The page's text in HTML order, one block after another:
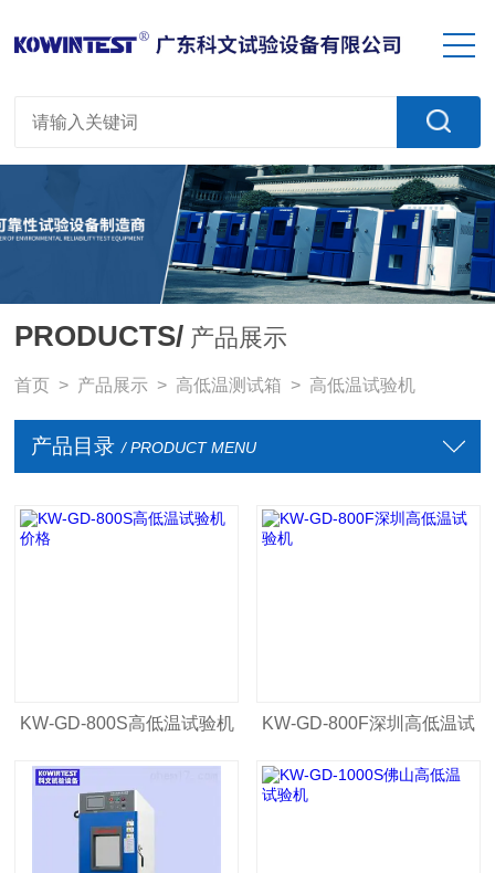
PRODUCTS/ 产品展示
首页 > 产品展示 >高低温测试箱 >高低温试验机
产品目录 / PRODUCT MENU
KW-GD-800S高低温试验机
价格
KW-GD-800F深圳高低温试
验机